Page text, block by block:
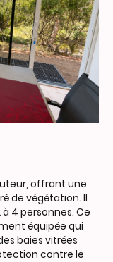
offrant une
de végétation. Il
4 personnes. Ce
équipée qui
baies vitrées
contre le